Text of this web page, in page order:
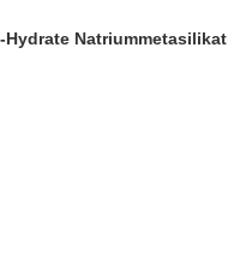
Natriummetasilikat